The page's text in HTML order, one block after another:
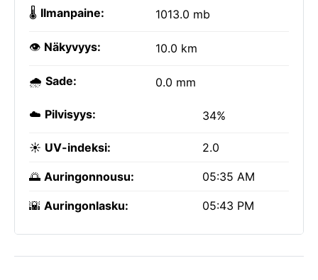
🌡️ Ilmanpaine: 1013.0 mb
👁️ Näkyvyys: 10.0 km
🌧️ Sade: 0.0 mm
☁️ Pilvisyys: 34%
☀️ UV-indeksi: 2.0
🌅 Auringonnousu: 05:35 AM
🌇 Auringonlasku: 05:43 PM